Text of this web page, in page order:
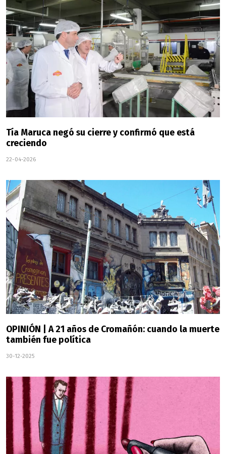
Tía Maruca negó su cierre y confirmó que está
creciendo
22-04-2026
OPINIÓN | A 21 años de Cromañón: cuando la muerte
también fue política
30-12-2025